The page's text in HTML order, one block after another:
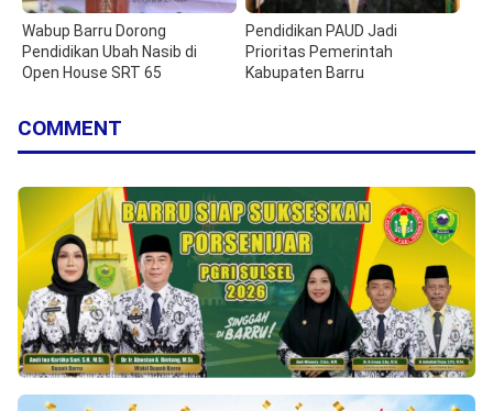
Wabup Barru Dorong
Pendidikan Ubah Nasib di
Open House SRT 65
Pendidikan PAUD Jadi
Prioritas Pemerintah
Kabupaten Barru
COMMENT